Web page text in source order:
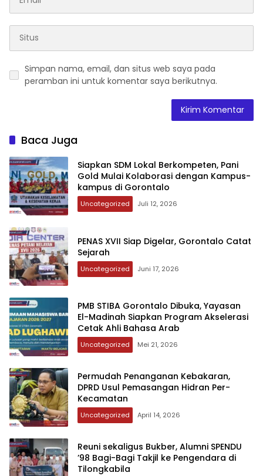
Simpan nama, email, dan situs web saya pada
peramban ini untuk komentar saya berikutnya.
Baca Juga
‎Siapkan SDM Lokal Berkompeten, Pani
Gold Mulai Kolaborasi dengan Kampus-
kampus di Gorontalo
Uncategorized Juli 12, 2026
‎PENAS XVII Siap Digelar, Gorontalo Catat
Sejarah
Uncategorized Juni 17, 2026
‎PMB STIBA Gorontalo Dibuka, Yayasan
El-Madinah Siapkan Program Akselerasi
Cetak Ahli Bahasa Arab
Uncategorized Mei 21, 2026
‎‎Permudah Penanganan Kebakaran,
DPRD Usul Pemasangan Hidran Per-
Kecamatan
Uncategorized April 14, 2026
‎Reuni sekaligus Bukber, Alumni SPENDU
’98 Bagi-Bagi Takjil ke Pengendara di
Tilongkabila‎‎